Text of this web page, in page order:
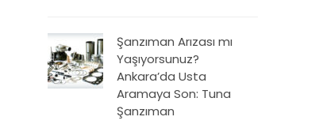
Şanzıman Arızası mı
Yaşıyorsunuz?
Ankara’da Usta
Aramaya Son: Tuna
Şanzıman